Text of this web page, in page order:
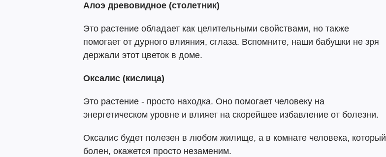
Алоэ древовидное (столетник)
Это растение обладает как целительными свойствами, но также
помогает от дурного влияния, сглаза. Вспомните, наши бабушки не зря
держали этот цветок в доме.
Оксалис (кислица)
Это растение - просто находка. Оно помогает человеку на
энергетическом уровне и влияет на скорейшее избавление от болезни.
Оксалис будет полезен в любом жилище, а в комнате человека, который
болен, окажется просто незаменим.